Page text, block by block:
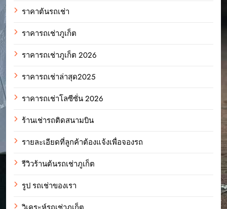
ราคาต้นรถเช่า
ราคารถเช่าภูเก็ต
ราคารถเช่าภูเก็ต 2026
ราคารถเช่าล่าสุด2025
ราคารถเช่าโลซีซั่น 2026
ร้านเช่ารถติดสนามบิน
รายละเอียดที่ลูกค้าต้องแจ้งเพื่อจองรถ
รีวิวร้านต้นรถเช่าภูเก็ต
รูป รถเช่าของเรา